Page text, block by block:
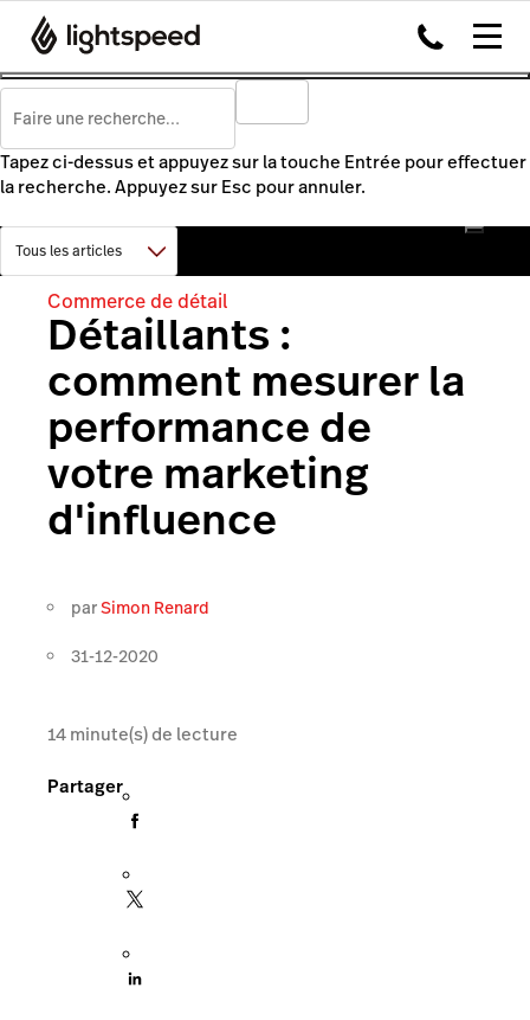
Tapez ci-dessus et appuyez sur la touche Entrée pour effectuer
la recherche. Appuyez sur Esc pour annuler.
Commerce de détail
Détaillants :
comment mesurer la
performance de
votre marketing
d'influence
parSimon Renard
31-12-2020
14minute(s) de lecture
Partager